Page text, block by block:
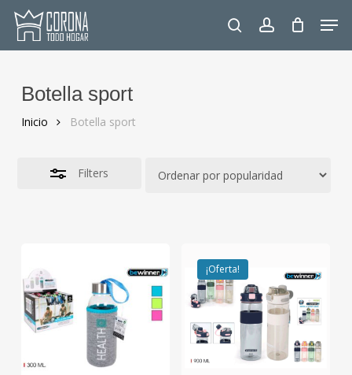
Skip
main
searchaccount
Botella sport
Inicio Botella sport
Filters
¡Oferta!
Close
Filters